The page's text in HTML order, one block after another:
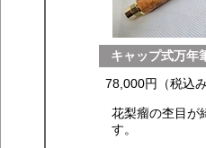
キャップ式万年
78,000円（税込み
花梨瘤の杢目が
す。